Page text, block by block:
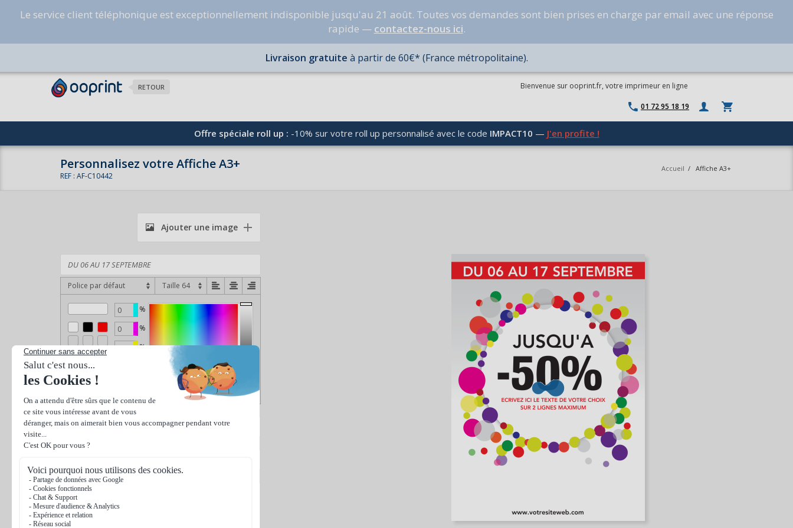
Le service client téléphonique est exceptionnellement indisponible jusqu'au 21 août. Toutes vos demandes sont bien prises en charge par email avec une réponse
rapide — contactez-nous ici.
Livraison gratuite à partir de 60€* (France métropolitaine).
RETOUR Bienvenue sur ooprint.fr, votre imprimeur en ligne
01 72 95 18 19
Offre spéciale roll up : -10% sur votre roll up personnalisé avec le code IMPACT10 — J'en profite !
Personnalisez votre Affiche A3+
REF : AF-C10442
Accueil / Affiche A3+
Ajouter une image
Police par défaut
%
%
%